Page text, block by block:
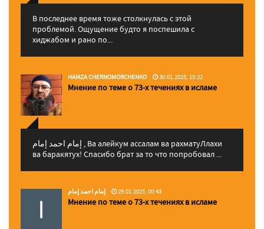
В последнее время тоже столкнулась с этой
проблемой. Ощущение будто я поспешила с
хиджабом и рано по...
HAMZA CHERNOMORCHENKO 30.01.2025, 15:22
Мнение по теме о 73-х течениях в исламе
إمام احمد إمام , Ва алейкум ассалам ва рахматуЛлахи
ва баракятух! Спасибо брат за то что попробовал ...
إمام احمد إمام 29.01.2025, 00:43
Мнение по теме о 73-х течениях в исламе